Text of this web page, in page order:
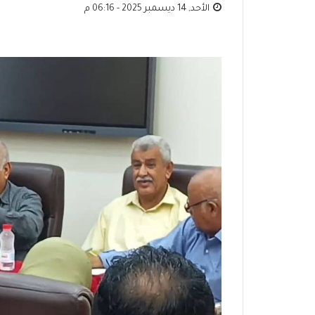
الأحد, 14 ديسمبر 2025 - 06:16 م